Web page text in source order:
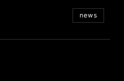
news